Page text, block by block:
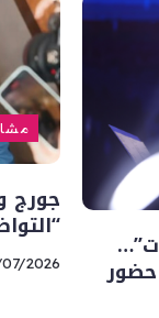
جورج
2026